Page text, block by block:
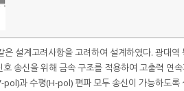
은 설계고려사항을 고려하여 설계하였다. 광
송신을 위해 금속 구조를 적용하여 고출력 연
과 수평(H-pol) 편파 모두 송신이 가능하도